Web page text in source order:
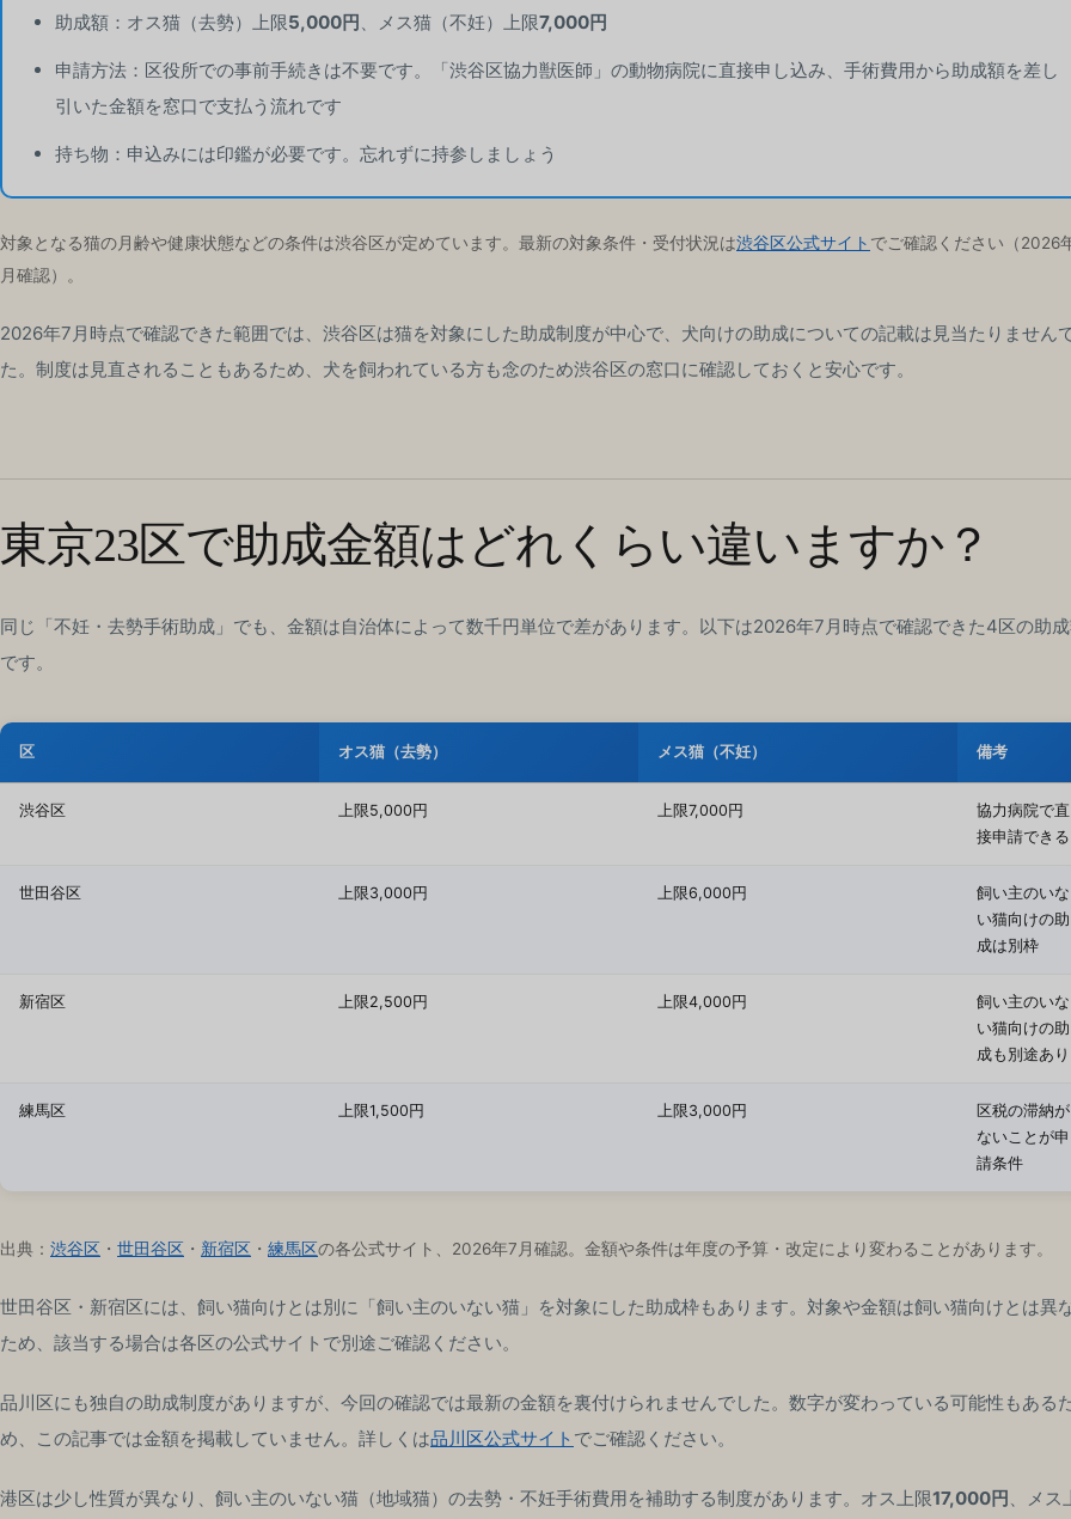
助成額：オス猫（去勢）上限5,000円、メス猫（不妊）上限7,000円
申請方法：区役所での事前手続きは不要です。「渋谷区協力獣医師」の動物病院に直接申し込み、手術費用から助成額を差し
引いた金額を窓口で支払う流れです
持ち物：申込みには印鑑が必要です。忘れずに持参しましょう
対象となる猫の月齢や健康状態などの条件は渋谷区が定めています。最新の対象条件・受付状況は渋谷区公式サイト でご確認ください（2026
月確認）。
2026年7月時点で確認できた範囲では、渋谷区は猫を対象にした助成制度が中心で、犬向けの助成についての記載は見当たりません
た。制度は見直されることもあるため、犬を飼われている方も念のため渋谷区の窓口に確認しておくと安心です。
東京23区で助成金額はどれくらい違いますか？
同じ「不妊・去勢手術助成」でも、金額は自治体によって数千円単位で差があります。以下は2026年7月時点で確認できた4区の助
です。
区 オス猫（去勢） メス猫（不妊） 備考
渋谷区 上限5,000円 上限7,000円
協力病院で直
接申請できる
世田谷区 上限3,000円 上限6,000円
飼い主のいな
い猫向けの助
成は別枠
新宿区 上限2,500円 上限4,000円
飼い主のいな
い猫向けの助
成も別途あり
練馬区 上限1,500円 上限3,000円
区税の滞納が
ないことが申
請条件
出典： 渋谷区 ・ 世田谷区 ・ 新宿区 ・ 練馬区の各公式サイト、2026年7月確認。金額や条件は年度の予算・改定により変わることがあります。
世田谷区・新宿区には、飼い猫向けとは別に「飼い主のいない猫」を対象にした助成枠もあります。対象や金額は飼い猫向けとは異
ため、該当する場合は各区の公式サイトで別途ご確認ください。
品川区にも独自の助成制度がありますが、今回の確認では最新の金額を裏付けられませんでした。数字が変わっている可能性もある
め、この記事では金額を掲載していません。詳しくは品川区公式サイト でご確認ください。
港区は少し性質が異なり、飼い主のいない猫（地域猫）の去勢・不妊手術費用を補助する制度があります。オス上限17,000円、メス